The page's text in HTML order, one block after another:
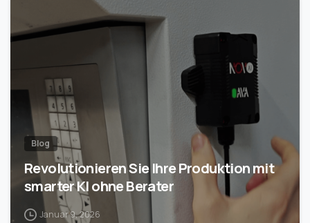
Blog
Revolutionieren Sie Ihre Produktion mit
smarter KI ohne Berater
Januar 9, 2026